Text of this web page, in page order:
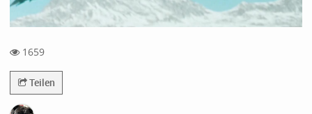
1659
Teilen